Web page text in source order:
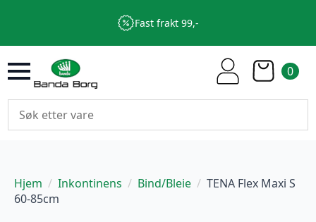
Fast frakt 99,-
0
Hjem Inkontinens Bind/Bleie
TENA Flex Maxi S
60-85cm